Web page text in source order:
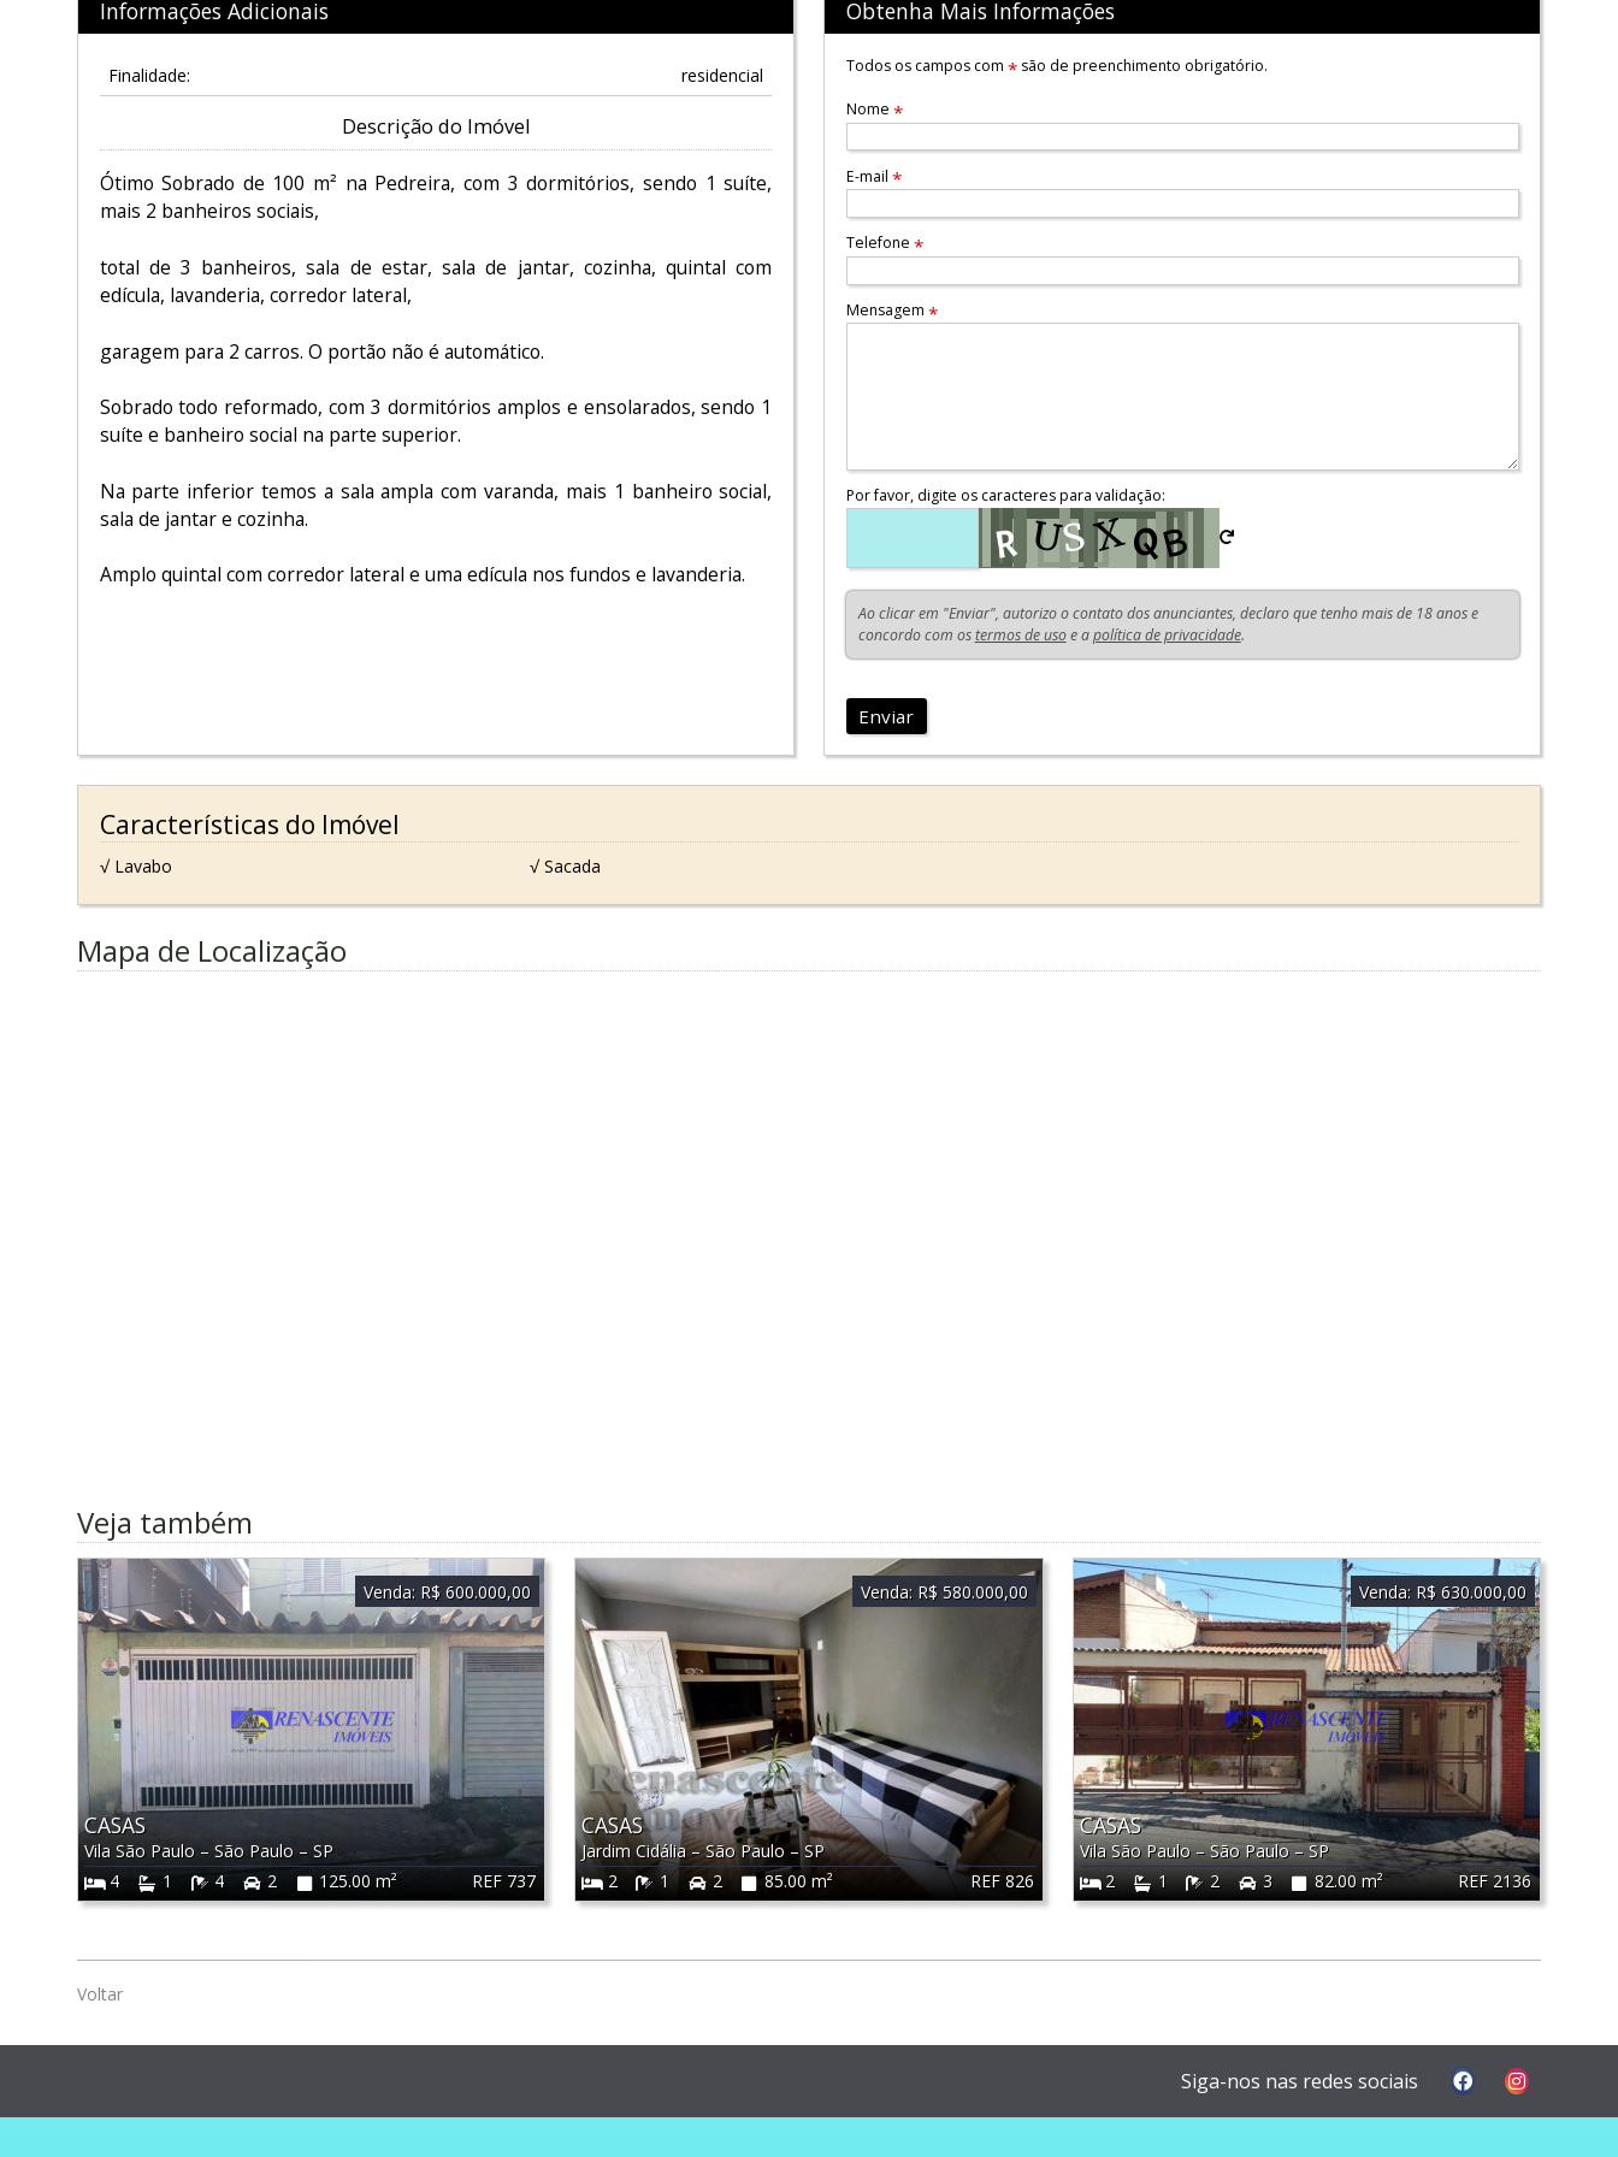
Informações Adicionais
Finalidade: residencial
Descrição do Imóvel
​Ótimo Sobrado de ​100​ m² na Pedreira, ​com 3 dormitórios, sendo 1 suíte,
mais 2 banheiros sociais,
total de 3 banheiros, sala de estar, sala de jantar, cozinha, quintal com
edícula, lavanderia, corredor lateral,
garagem para 2 carros. O portão não é automático​.
​Sobrado todo reformado, com 3 dormitórios amplos e ensolarados, sendo 1
suíte e banheiro social na parte superior.
Na parte inferior temos a sala ampla com varanda, mais 1 banheiro social,
sala de jantar e cozinha.
Amplo quintal com corredor lateral e uma edícula nos fundos e lavanderia.
Obtenha Mais Informações
Todos os campos com *são de preenchimento obrigatório.
Nome *
E-mail *
Telefone *
Mensagem *
Por favor, digite os caracteres para validação:
Ao clicar em "Enviar", autorizo o contato dos anunciantes, declaro que tenho mais de 18 anos e
concordo com ostermos de usoe apolítica de privacidade.
Enviar
Características do Imóvel
√ Lavabo √ Sacada
Mapa de Localização
Veja também
REF 737
CASAS
Vila São Paulo – São Paulo – SP
4
1 4 2 125.00 m²
Venda: R$ 600.000,00
REF 826
CASAS
Jardim Cidália–São Paulo –SP
2
1 2 85.00 m²
Venda: R$ 580.000,00
REF 2136
CASAS
Vila São Paulo–São Paulo–SP
2
1 2 3 82.00 m²
Venda: R$ 630.000,00
Voltar
Siga-nos nas redes sociais